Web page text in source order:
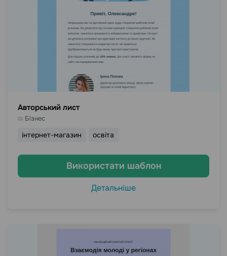
Авторський лист
Бізнес
інтернет-магазин освіта
Використати шаблон
Детальніше